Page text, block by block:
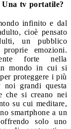
tv portatile?
infinito e dal
cioè pensato
un pubblico
emozioni.
forte nella
mondo in cui si
proteggere i più
grandi questa
che si creano nei
su cui meditare,
smartphone a un
solo uno